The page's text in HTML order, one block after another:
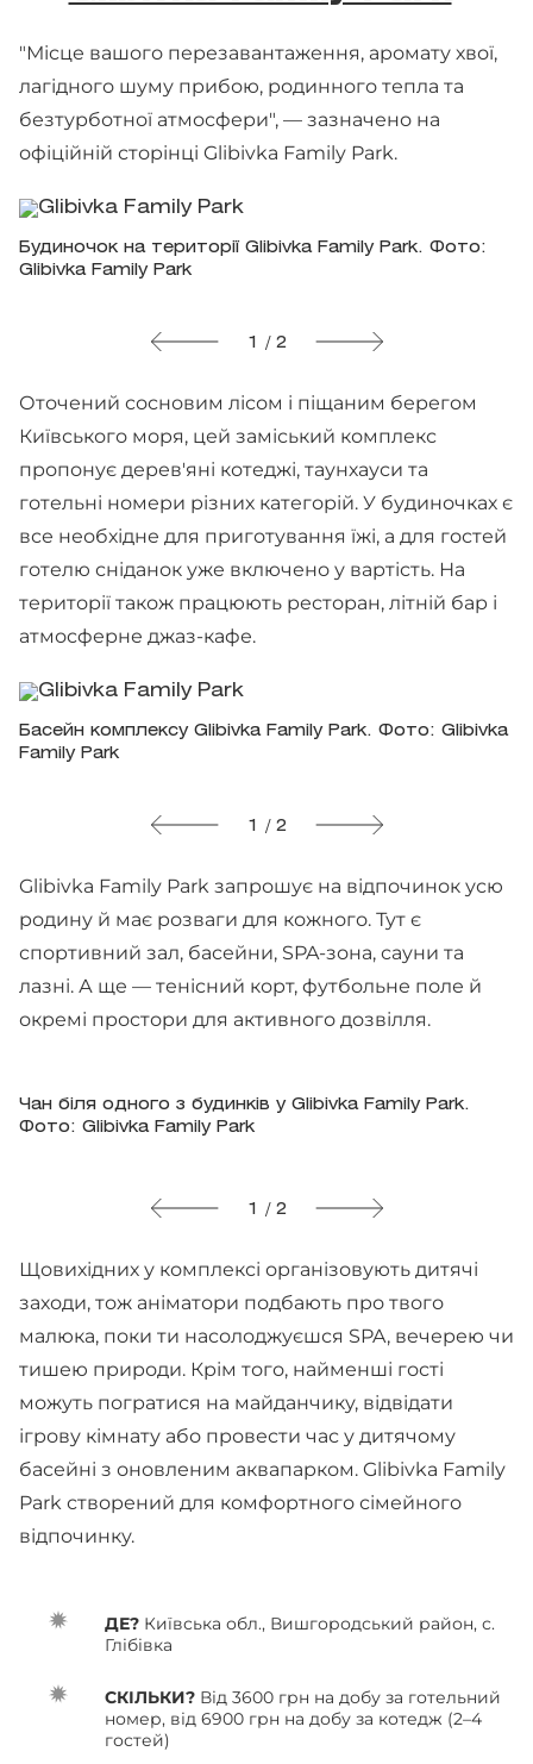
"Місце вашого перезавантаження, аромату хвої,
лагідного шуму прибою, родинного тепла та
безтурботної атмосфери", — зазначено на
офіційній сторінці Glibivka Family Park.
Будиночок на території Glibivka Family Park. Фото:
Glibivka Family Park
1 / 2
Оточений сосновим лісом і піщаним берегом
Київського моря, цей заміський комплекс
пропонує дерев'яні котеджі, таунхауси та
готельні номери різних категорій. У будиночках є
все необхідне для приготування їжі, а для гостей
готелю сніданок уже включено у вартість. На
території також працюють ресторан, літній бар і
атмосферне джаз-кафе.
Басейн комплексу Glibivka Family Park. Фото: Glibivka
Family Park
1 / 2
Glibivka Family Park запрошує на відпочинок усю
родину й має розваги для кожного. Тут є
спортивний зал, басейни, SPA-зона, сауни та
лазні. А ще — тенісний корт, футбольне поле й
окремі простори для активного дозвілля.
Чан біля одного з будинків у Glibivka Family Park.
Фото: Glibivka Family Park
1 / 2
Щовихідних у комплексі організовують дитячі
заходи, тож аніматори подбають про твого
малюка, поки ти насолоджуєшся SPA, вечерею чи
тишею природи. Крім того, найменші гості
можуть погратися на майданчику, відвідати
ігрову кімнату або провести час у дитячому
басейні з оновленим аквапарком. Glibivka Family
Park створений для комфортного сімейного
відпочинку.
ДЕ? Київська обл., Вишгородський район, с.
Глібівка
СКІЛЬКИ? Від 3600 грн на добу за готельний
номер, від 6900 грн на добу за котедж (2–4
гостей)